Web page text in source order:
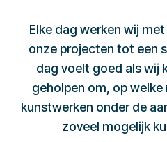
Elke dag werken wij
onze projecten tot een
dag voelt goed als wij
geholpen om, op welke
kunstwerken onder de
zoveel mogelijk